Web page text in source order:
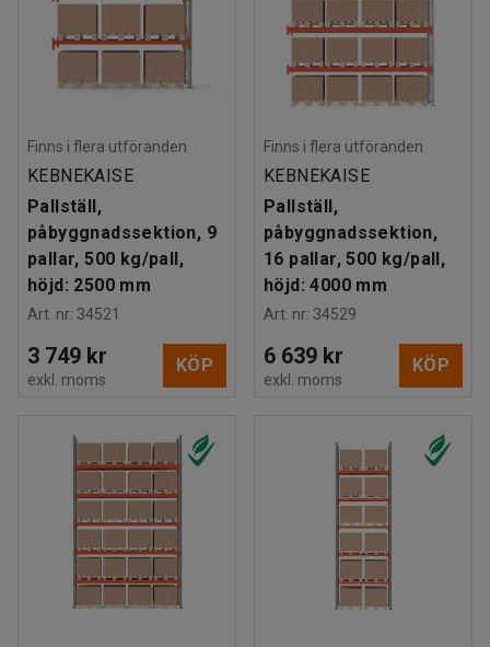
Finns i flera utföranden
KEBNEKAISE
Pallställ,
påbyggnadssektion, 9
pallar, 500 kg/pall,
höjd: 2500 mm
Art. nr: 34521
3 749 kr
exkl. moms
KÖP
Finns i flera utföranden
KEBNEKAISE
Pallställ,
påbyggnadssektion,
16 pallar, 500 kg/pall,
höjd: 4000 mm
Art. nr: 34529
6 639 kr
exkl. moms
KÖP